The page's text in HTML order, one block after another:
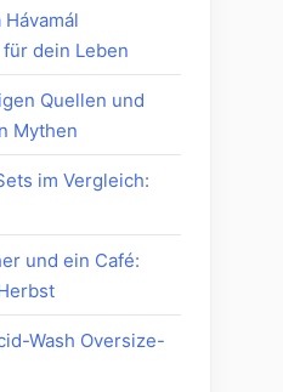
dein Leben
Quellen und
Mythen
im Vergleich:
und ein Café:
Wash Oversize-